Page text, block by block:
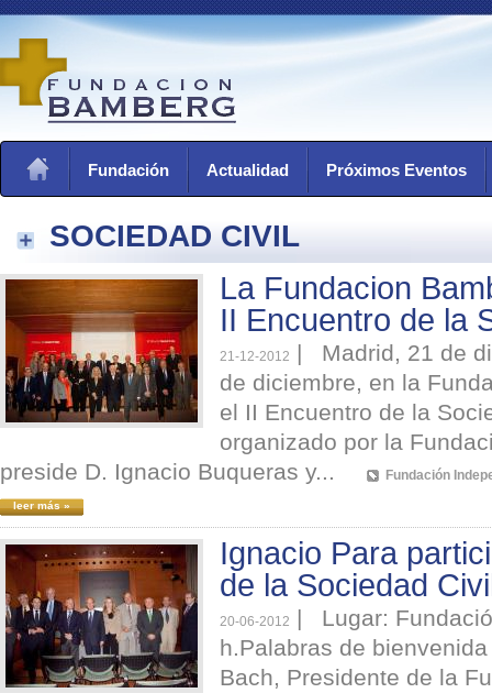
Fundación Actualidad Próximos Eventos
SOCIEDAD CIVIL
La Fundacion
II Encuentro de la
21-12-2012 |
Madrid, 21 de
de diciembre, en la
el II Encuentro de la
organizado por la
preside D. Ignacio Buqueras y...
Fundación
leer más »
Ignacio Para
de la Sociedad
20-06-2012 |
Lugar:
h.Palabras de
Bach, Presidente de la